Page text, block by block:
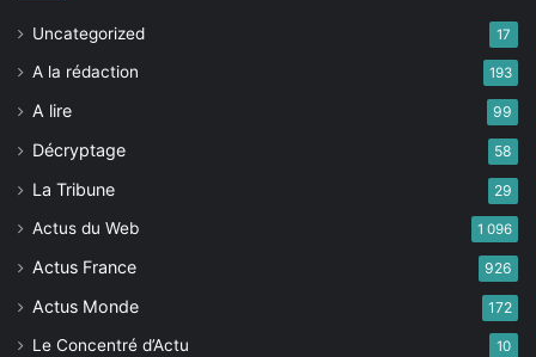
Uncategorized 17
A la rédaction 193
A lire 99
Décryptage 58
La Tribune 29
Actus du Web 1 096
Actus France 926
Actus Monde 172
Le Concentré d’Actu 10